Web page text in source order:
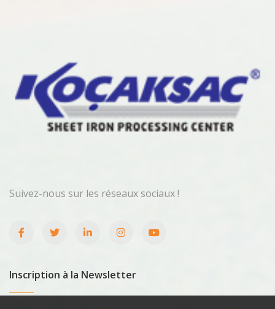
Suivez-nous sur les réseaux sociaux !
Inscription à la Newsletter